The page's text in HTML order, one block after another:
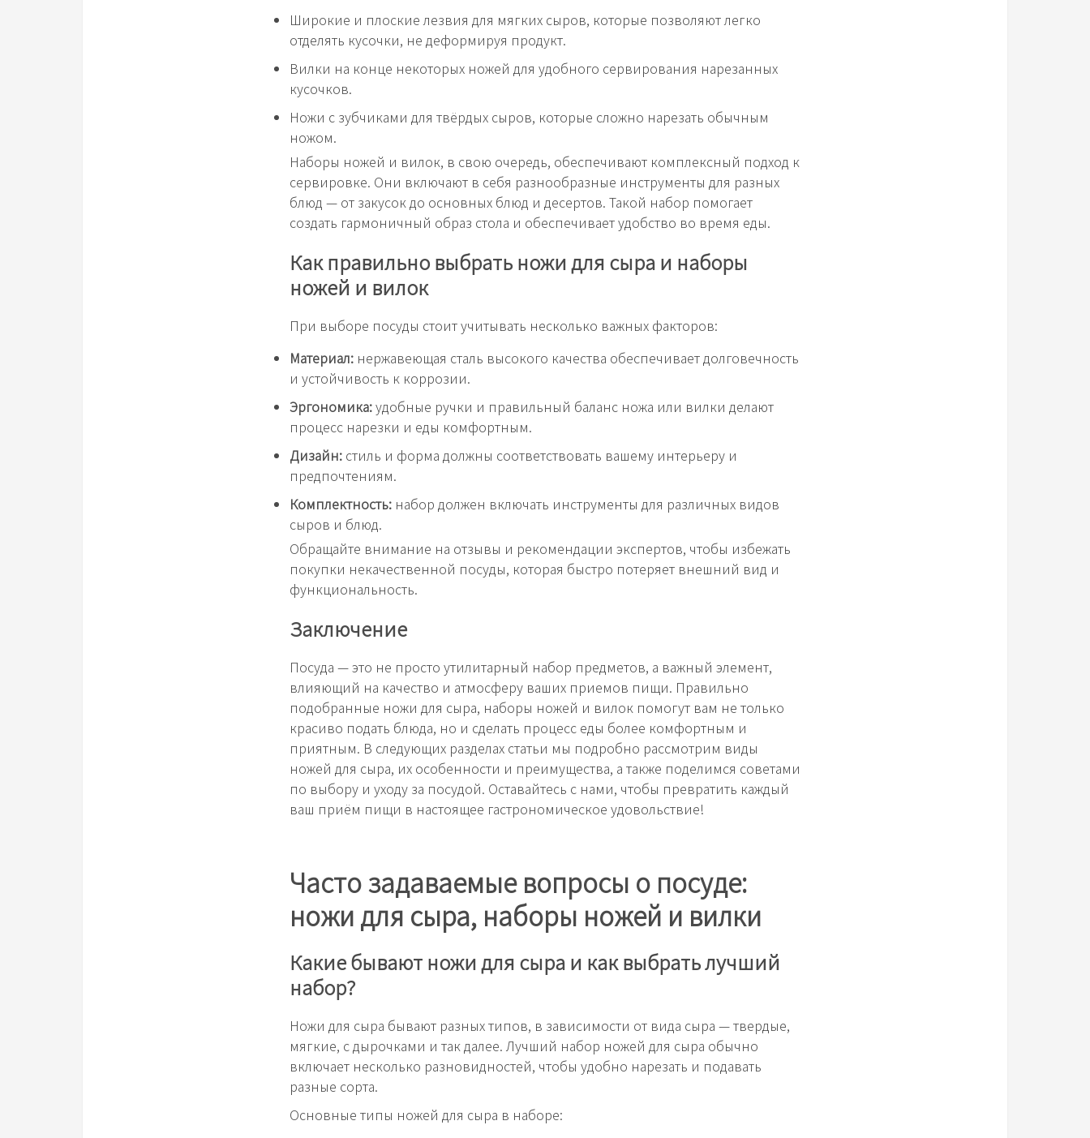
Широкие и плоские лезвия для мягких сыров, которые позволяют легко
отделять кусочки, не деформируя продукт.
Вилки на конце некоторых ножей для удобного сервирования нарезанных
кусочков.
Ножи с зубчиками для твёрдых сыров, которые сложно нарезать обычным
ножом.
Наборы ножей и вилок, в свою очередь, обеспечивают комплексный подход к
сервировке. Они включают в себя разнообразные инструменты для разных
блюд — от закусок до основных блюд и десертов. Такой набор помогает
создать гармоничный образ стола и обеспечивает удобство во время еды.
Как правильно выбрать ножи для сыра и наборы
ножей и вилок
При выборе посуды стоит учитывать несколько важных факторов:
Материал: нержавеющая сталь высокого качества обеспечивает долговечность
и устойчивость к коррозии.
Эргономика:удобные ручки и правильный баланс ножа или вилки делают
процесс нарезки и еды комфортным.
Дизайн: стиль и форма должны соответствовать вашему интерьеру и
предпочтениям.
Комплектность: набор должен включать инструменты для различных видов
сыров и блюд.
Обращайте внимание на отзывы и рекомендации экспертов, чтобы избежать
покупки некачественной посуды, которая быстро потеряет внешний вид и
функциональность.
Заключение
Посуда — это не просто утилитарный набор предметов, а важный элемент,
влияющий на качество и атмосферу ваших приемов пищи. Правильно
подобранные ножи для сыра, наборы ножей и вилок помогут вам не только
красиво подать блюда, но и сделать процесс еды более комфортным и
приятным. В следующих разделах статьи мы подробно рассмотрим виды
ножей для сыра, их особенности и преимущества, а также поделимся советами
по выбору и уходу за посудой. Оставайтесь с нами, чтобы превратить каждый
ваш приём пищи в настоящее гастрономическое удовольствие!
Часто задаваемые вопросы о посуде:
ножи для сыра, наборы ножей и вилки
Какие бывают ножи для сыра и как выбрать лучший
набор?
Ножи для сыра бывают разных типов, в зависимости от вида сыра — твердые,
мягкие, с дырочками и так далее. Лучший набор ножей для сыра обычно
включает несколько разновидностей, чтобы удобно нарезать и подавать
разные сорта.
Основные типы ножей для сыра в наборе: